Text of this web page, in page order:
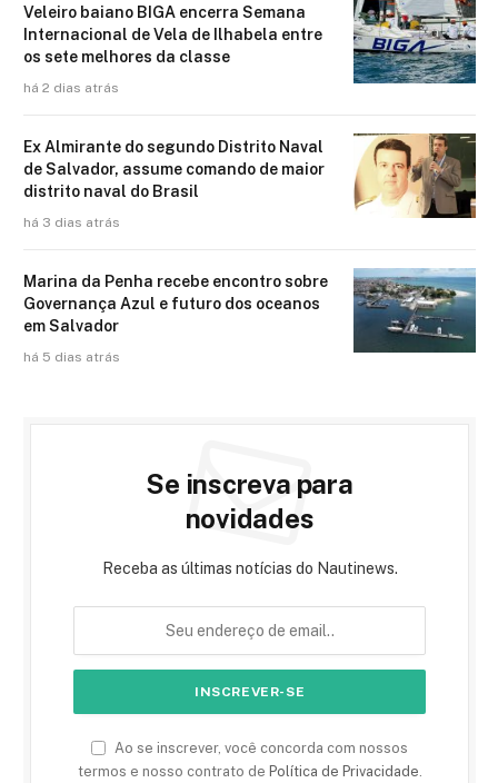
Veleiro baiano BIGA encerra Semana
Internacional de Vela de Ilhabela entre
os sete melhores da classe
há 2 dias atrás
Ex Almirante do segundo Distrito Naval
de Salvador, assume comando de maior
distrito naval do Brasil
há 3 dias atrás
Marina da Penha recebe encontro sobre
Governança Azul e futuro dos oceanos
em Salvador
há 5 dias atrás
Se inscreva para
novidades
Receba as últimas notícias do Nautinews.
Ao se inscrever, você concorda com nossos
termos e nosso contrato de Política de Privacidade.